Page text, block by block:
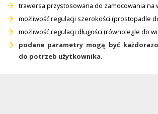
trawersa przystosowana do zamocowania na
możliwość regulacji szerokości (prostopadle
możliwość regulacji długości (równolegle do
podane parametry mogą być
do potrzeb użytkownika.